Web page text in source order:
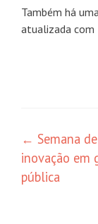
Também há
atualizada com
de
posts
← Semana de
inovação em
pública